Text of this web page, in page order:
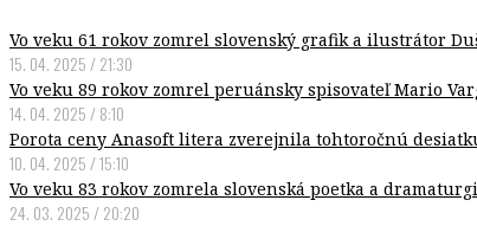
Vo veku 61 rokov zomrel slovenský grafik a ilustrátor
15. 04. 2025 / 21:30
Vo veku 89 rokov zomrel peruánsky spisovateľ Mario
14. 04. 2025 / 8:10
Porota ceny Anasoft litera zverejnila tohtoročnú
10. 04. 2025 / 15:10
Vo veku 83 rokov zomrela slovenská poetka a
24. 03. 2025 / 20:20